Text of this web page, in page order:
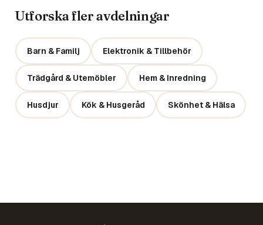
Utforska fler avdelningar
Barn & Familj Elektronik & Tillbehör
Trädgård & Utemöbler Hem & Inredning
Husdjur Kök & Husgeråd Skönhet & Hälsa